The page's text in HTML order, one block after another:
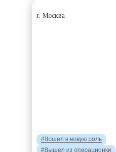
г. Москва
#Вошел в новую роль
#Вышел из операционки